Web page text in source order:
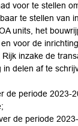
voor te stellen
te stellen van
units, het
voor de
inzake de
in delen af te
de periode 2023-
de periode